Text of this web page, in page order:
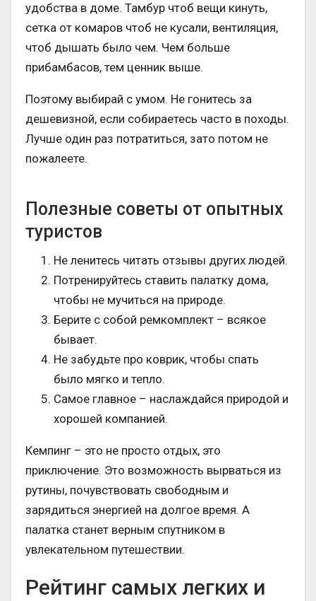
удобства в доме. Тамбур чтоб вещи кинуть,
сетка от комаров чтоб не кусали, вентиляция,
чтоб дышать было чем. Чем больше
прибамбасов, тем ценник выше.
Поэтому выбирай с умом. Не гонитесь за
дешевизной, если собираетесь часто в походы.
Лучше один раз потратиться, зато потом не
пожалеете.
Полезные советы от опытных
туристов
Не ленитесь читать отзывы других людей.
Потренируйтесь ставить палатку дома,
чтобы не мучиться на природе.
Берите с собой ремкомплект – всякое
бывает.
Не забудьте про коврик, чтобы спать
было мягко и тепло.
Самое главное – наслаждайся природой и
хорошей компанией.
Кемпинг – это не просто отдых, это
приключение. Это возможность вырваться из
рутины, почувствовать свободным и
зарядиться энергией на долгое время. А
палатка станет верным спутником в
увлекательном путешествии.
Рейтинг самых легких и